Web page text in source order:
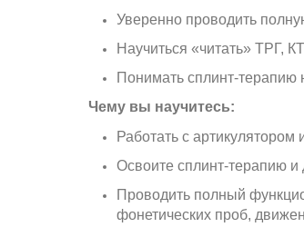
Уверенно проводить
Научиться «читать» ТРГ,
Понимать сплинт-терапию
Чему вы научитесь:
Работать с
Освоите сплинт-терапию и
Проводить полный
фонетических проб,